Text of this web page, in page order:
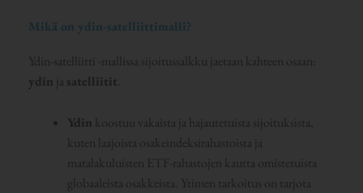
Mikä on ydin-satelliittimalli?
Ydin-satelliitti -mallissa sijoitussalkku jaetaan kahteen osaan:
ydin ja satelliitit.
Ydin koostuu vakaista ja hajautetuista sijoituksista,
kuten laajoista osakeindeksirahastoista ja
matalakuluisten ETF-rahastojen kautta omistetuista
globaaleista osakkeista. Ytimen tarkoitus on tarjota